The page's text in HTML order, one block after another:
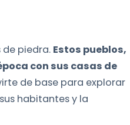
de piedra. Estos pueblos,
con sus casas de
de base para explorar
habitantes y la